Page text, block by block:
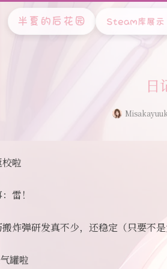
半夏的后花园 Steam库展示
啦
雷！
炸弹研发真不少，还稳定（只要不
罐啦